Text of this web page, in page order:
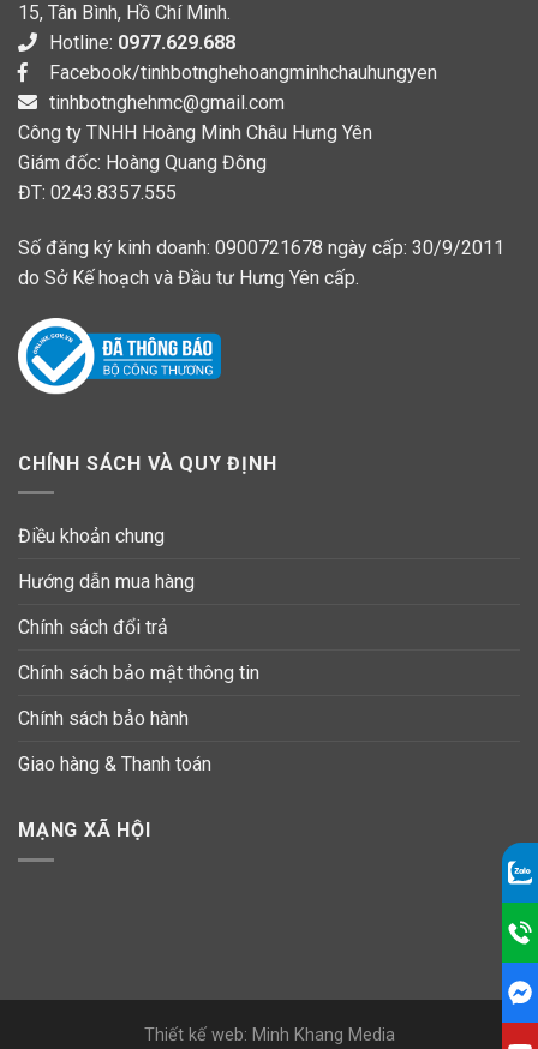
15, Tân Bình, Hồ Chí Minh.
Hotline: 0977.629.688
Facebook/tinhbotnghehoangminhchauhungyen
tinhbotnghehmc@gmail.com
Công ty TNHH Hoàng Minh Châu Hưng Yên
Giám đốc: Hoàng Quang Đông
ĐT: 0243.8357.555
Số đăng ký kinh doanh: 0900721678 ngày cấp: 30/9/2011
do Sở Kế hoạch và Đầu tư Hưng Yên cấp.
CHÍNH SÁCH VÀ QUY ĐỊNH
Điều khoản chung
Hướng dẫn mua hàng
Chính sách đổi trả
Chính sách bảo mật thông tin
Chính sách bảo hành
Giao hàng & Thanh toán
MẠNG XÃ HỘI
Thiết kế web: Minh Khang Media